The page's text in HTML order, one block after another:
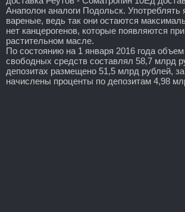
Анаполон аналоги Подольск. Употреблять
вареные, ведь так они остаются
нет канцерогенов, которые появляются
растительном масле.
По состоянию на 1 января 2016 года
свободных средств составлял 58,7 млрд
депозитах размещено 51,5 млрд рублей, за
начислены проценты по депозитам 4,98